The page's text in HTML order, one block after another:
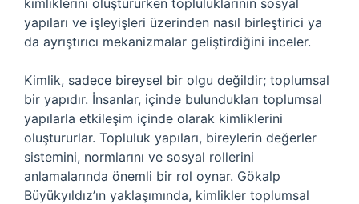
kimliklerini oluştururken topluluklarının sosyal
yapıları ve işleyişleri üzerinden nasıl birleştirici ya
da ayrıştırıcı mekanizmalar geliştirdiğini inceler.
Kimlik, sadece bireysel bir olgu değildir; toplumsal
bir yapıdır. İnsanlar, içinde bulundukları toplumsal
yapılarla etkileşim içinde olarak kimliklerini
oluştururlar. Topluluk yapıları, bireylerin değerler
sistemini, normlarını ve sosyal rollerini
anlamalarında önemli bir rol oynar. Gökalp
Büyükyıldız’ın yaklaşımında, kimlikler toplumsal